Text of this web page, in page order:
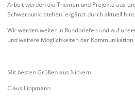
Arbeit werden die Themen und Projekte aus
Schwerpunkt stehen, ergänzt durch aktuell
Wir werden weiter in Rundbriefen und auf
und weitere Möglichkeiten der Kommunikation
Mit besten Grüßen aus Nickern
Claus Lippmann